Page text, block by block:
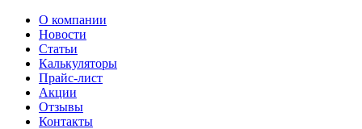
О компании
Новости
Статьи
Калькуляторы
Прайс-лист
Акции
Отзывы
Контакты